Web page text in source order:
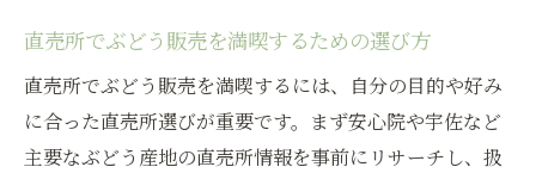
直売所でぶどう販売を満喫するための選び方
直売所でぶどう販売を満喫するには、自分の目的や好み
に合った直売所選びが重要です。まず安心院や宇佐など
主要なぶどう産地の直売所情報を事前にリサーチし、扱